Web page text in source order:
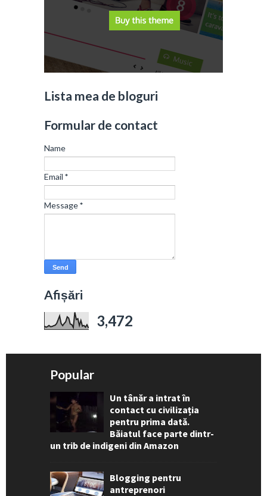
Lista mea de bloguri
Formular de contact
Name
Email *
Message*
Afișări
3,472
Popular
Un tânăr a intrat în
contact cu civilizația
pentru prima dată.
Băiatul face parte dintr-
un trib de indigeni din Amazon
Blogging pentru
antreprenori